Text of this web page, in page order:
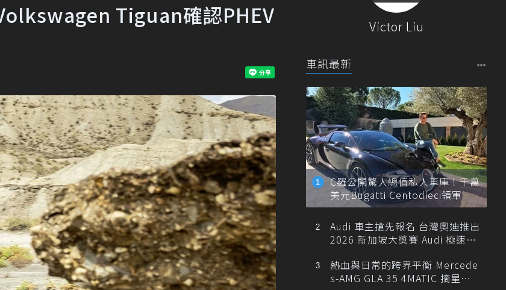
Tiguan確認PHEV
Victor Liu
車訊最新
C羅公開驚人總值私人車庫！千萬
美元Bugatti Centodieci領軍
Audi 車主搶先報名 台灣奧迪推出
2026 新加坡大獎賽 Audi 極速之
熱血與日常的跨界平衡 Mercede
s-AMG GLA 35 4MATIC 摘星版